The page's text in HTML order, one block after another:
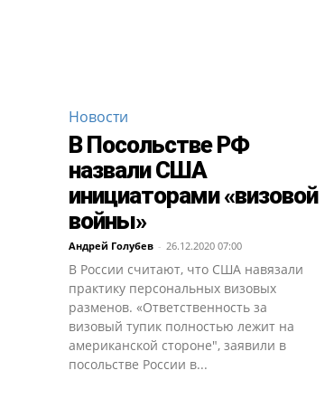
Новости
В Посольстве РФ
назвали США
инициаторами «визовой
войны»
Андрей Голубев - 26.12.2020 07:00
В России считают, что США навязали
практику персональных визовых
разменов. «Ответственность за
визовый тупик полностью лежит на
американской стороне", заявили в
посольстве России в...